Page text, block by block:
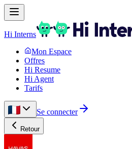
Hi Interns
Mon Espace
Offres
Hi Resume
Hi Agent
Tarifs
Se connecter
Retour